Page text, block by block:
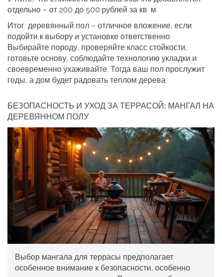
отдельно – от 200 до 500 рублей за кв. м.
Итог: деревянный пол – отличное вложение, если
подойти к выбору и установке ответственно.
Выбирайте породу, проверяйте класс стойкости,
готовьте основу, соблюдайте технологию укладки и
своевременно ухаживайте. Тогда ваш пол прослужит
годы, а дом будет радовать теплом дерева.
БЕЗОПАСНОСТЬ И УХОД ЗА ТЕРРАСОЙ: МАНГАЛ НА
ДЕРЕВЯННОМ ПОЛУ
Выбор мангала для террасы предполагает
особенное внимание к безопасности, особенно